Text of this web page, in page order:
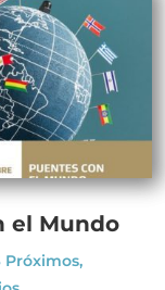
el Mundo
Próximos,